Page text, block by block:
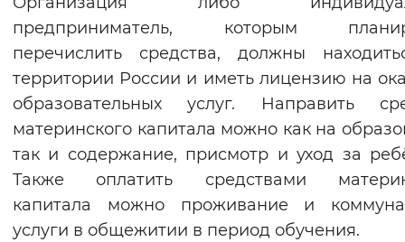
предприниматель, которым
перечислить средства, должны
территории России и иметь лицензию на
образовательных услуг. Направить
материнского капитала можно как на
так и содержание, присмотр и уход за
Также оплатить средствами
капитала можно проживание и
услуги в общежитии в период обучения.